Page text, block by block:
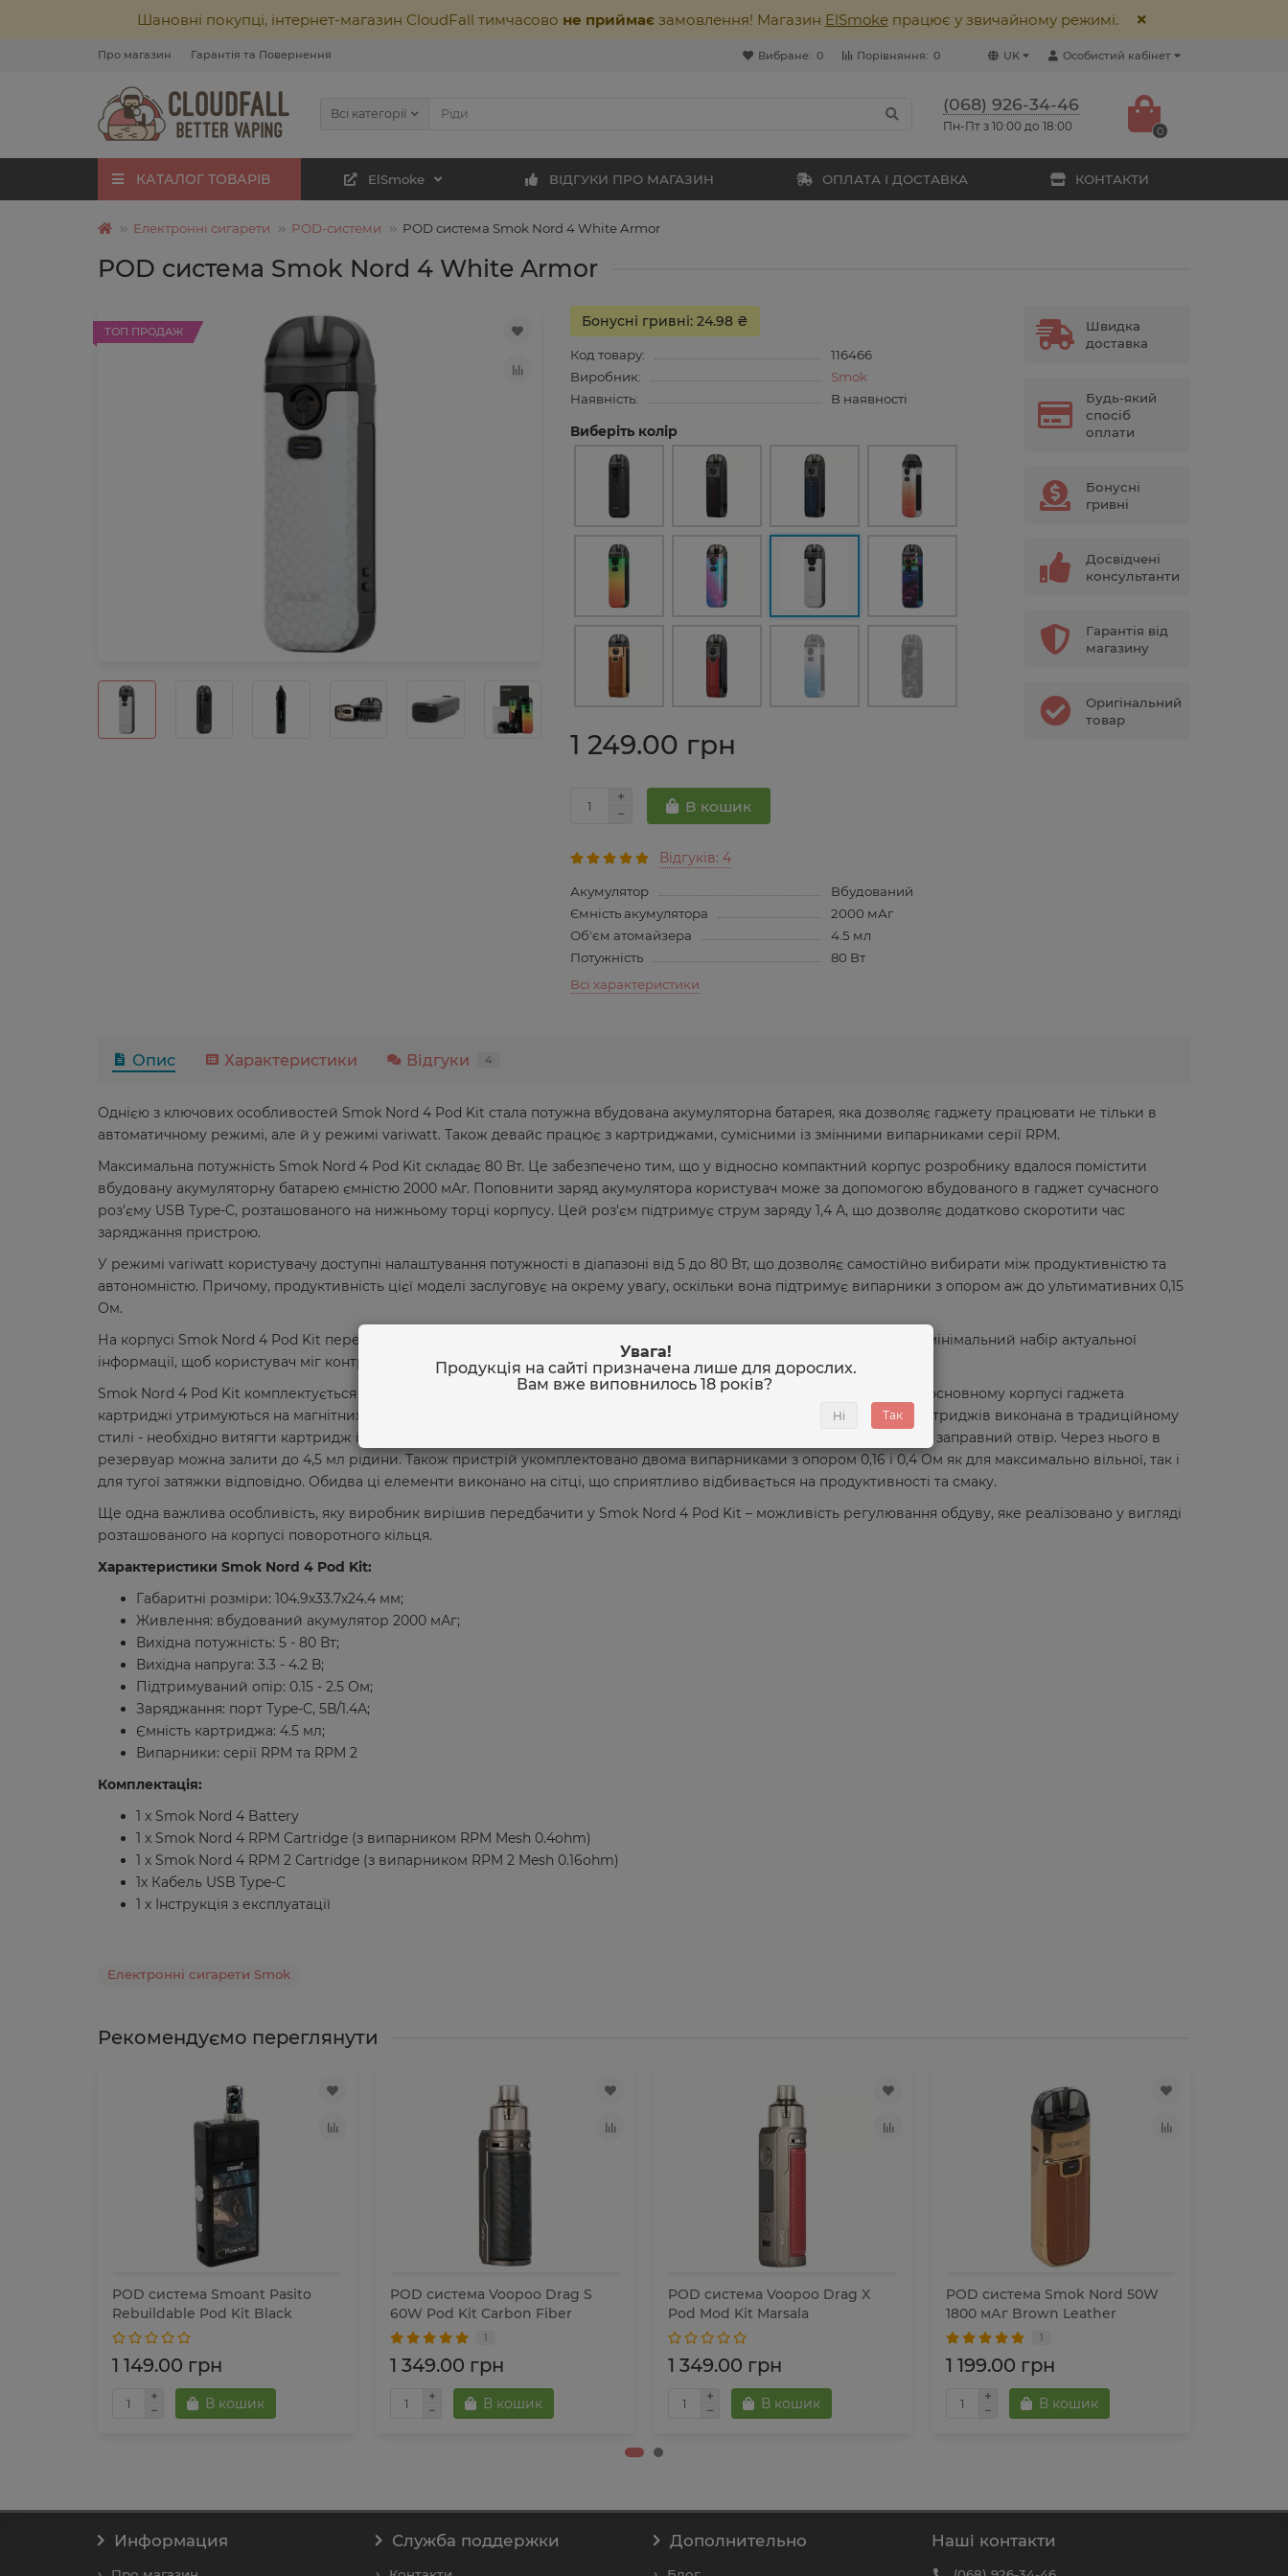
Шановні покупці, інтернет-магазин CloudFall тимчасово не приймаєзамовлення! Магазин ElSmokeпрацює у звичайному режимі.
Особистий кабінет
UK
Порівняння: 0
Вибране: 0
Про магазин Гарантія та Повернення
Всі категорії (068) 926-34-46
Пн-Пт з 10:00 до 18:00 0
КАТАЛОГ ТОВАРІВ ElSmoke ВІДГУКИ ПРО МАГАЗИН ОПЛАТА І ДОСТАВКА КОНТАКТИ
Електронні сигарети POD-системи POD система Smok Nord 4 White Armor
POD система Smok Nord 4 White Armor
ТОП ПРОДАЖ
Бонусні гривні: 24.98 ₴
Код товару:
116466
Виробник:
Smok
Наявність:
В наявності
Виберіть колір
1 249.00 грн
В кошик
Відгуків: 4
Акумулятор
Вбудований
Ємність акумулятора
2000 мАг
Об'єм атомайзера
4.5 мл
Потужність
80 Вт
Всі характеристики
Швидка
доставка
Будь-який
спосіб
оплати
Бонусні
гривні
Досвідчені
консультанти
Гарантія від
магазину
Оригінальний
товар
Опис Характеристики Відгуки 4
Однією з ключових особливостей Smok Nord 4 Pod Kit стала потужна вбудована акумуляторна батарея, яка дозволяє гаджету працювати не тільки в
автоматичному режимі, але й у режимі variwatt. Також девайс працює з картриджами, сумісними із змінними випарниками серії RPM.
Максимальна потужність Smok Nord 4 Pod Kit складає 80 Вт. Це забезпечено тим, що у відносно компактний корпус розробнику вдалося помістити
вбудовану акумуляторну батарею ємністю 2000 мАг. Поповнити заряд акумулятора користувач може за допомогою вбудованого в гаджет сучасного
роз'єму USB Type-C, розташованого на нижньому торці корпусу. Цей роз'єм підтримує струм заряду 1,4 А, що дозволяє додатково скоротити час
заряджання пристрою.
У режимі variwatt користувачу доступні налаштування потужності в діапазоні від 5 до 80 Вт, що дозволяє самостійно вибирати між продуктивністю та
автономністю. Причому, продуктивність цієї моделі заслуговує на окрему увагу, оскільки вона підтримує випарники з опором аж до ультимативних 0,15
Ом.
На корпусі Smok Nord 4 Pod Kit передбачено наявність невеликого чорно-білого дисплея, на якому відображається мінімальний набір актуальної
інформації, щоб користувач міг контролювати налаштування, режими та стан девайсу.
Smok Nord 4 Pod Kit комплектується відразу двома картриджами, які підтримують випарники серій RPM та RPM2. В основному корпусі гаджета
картриджі утримуються на магнітних конекторах, тому процес їх заміни виглядає простим і доступним. Заправка картриджів виконана в традиційному
стилі - необхідно витягти картридж із пристрою і відшукати на його бічній грані силіконову заглушку, що прикриває заправний отвір. Через нього в
резервуар можна залити до 4,5 мл рідини. Також пристрій укомплектовано двома випарниками з опором 0,16 і 0,4 Ом як для максимально вільної, так і
для тугої затяжки відповідно. Обидва ці елементи виконано на сітці, що сприятливо відбивається на продуктивності та смаку.
Ще одна важлива особливість, яку виробник вирішив передбачити у Smok Nord 4 Pod Kit – можливість регулювання обдуву, яке реалізовано у вигляді
розташованого на корпусі поворотного кільця.
Характеристики Smok Nord 4 Pod Kit:
Габаритні розміри: 104.9х33.7х24.4 мм;
Живлення: вбудований акумулятор 2000 мАг;
Вихідна потужність: 5 - 80 Вт;
Вихідна напруга: 3.3 - 4.2 В;
Підтримуваний опір: 0.15 - 2.5 Ом;
Заряджання: порт Type-C, 5В/1.4А;
Ємність картриджа: 4.5 мл;
Випарники: серії RPM та RPM 2
Комплектація:
1 x Smok Nord 4 Battery
1 x Smok Nord 4 RPM Cartridge (з випарником RPM Mesh 0.4ohm)
1 x Smok Nord 4 RPM 2 Cartridge (з випарником RPM 2 Mesh 0.16ohm)
1х Кабель USB Type-C
1 х Інструкція з експлуатації
Електронні сигарети Smok
Рекомендуємо переглянути
POD система Smoant Pasito
Rebuildable Pod Kit Black
1 149.00 грн
В кошик
POD система Voopoo Drag S
60W Pod Kit Carbon Fiber
1
1 349.00 грн
В кошик
POD система Voopoo Drag X
Pod Mod Kit Marsala
1 349.00 грн
В кошик
POD система Smok Nord 50W
1800 мАг Brown Leather
1
1 199.00 грн
В кошик
Увага!
Продукція на сайті призначена лише для дорослих.
Вам вже виповнилось 18 років?
Ні Так
Информация Служба поддержки Дополнительно Наші контакти